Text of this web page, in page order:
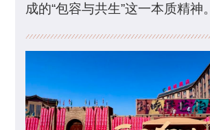
成的“包容与共生”这一本质精神。